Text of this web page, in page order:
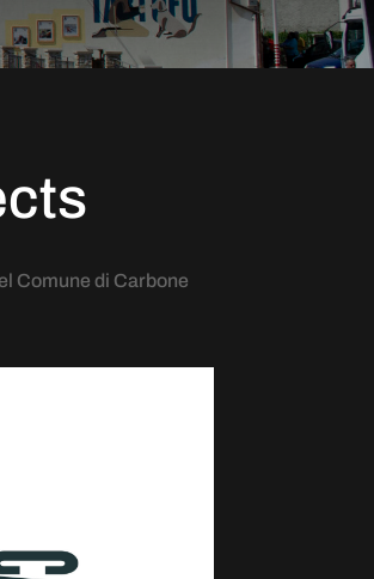
Comune di Carbone